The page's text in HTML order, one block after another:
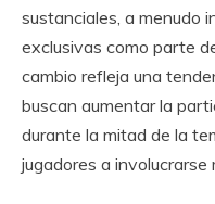
sustanciales, a menudo
exclusivas como parte
cambio refleja una
buscan aumentar la
durante la mitad de la
jugadores a involucrarse